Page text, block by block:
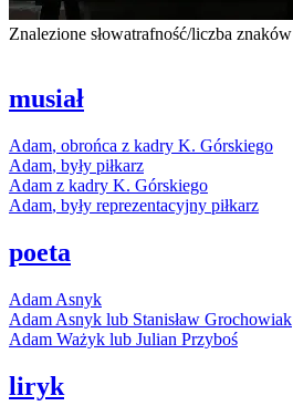
Znalezione słowatrafność/liczba znaków
musiał
Adam, obrońca z kadry K. Górskiego
Adam, były piłkarz
Adam z kadry K. Górskiego
Adam, były reprezentacyjny piłkarz
poeta
Adam Asnyk
Adam Asnyk lub Stanisław Grochowiak
Adam Ważyk lub Julian Przyboś
liryk